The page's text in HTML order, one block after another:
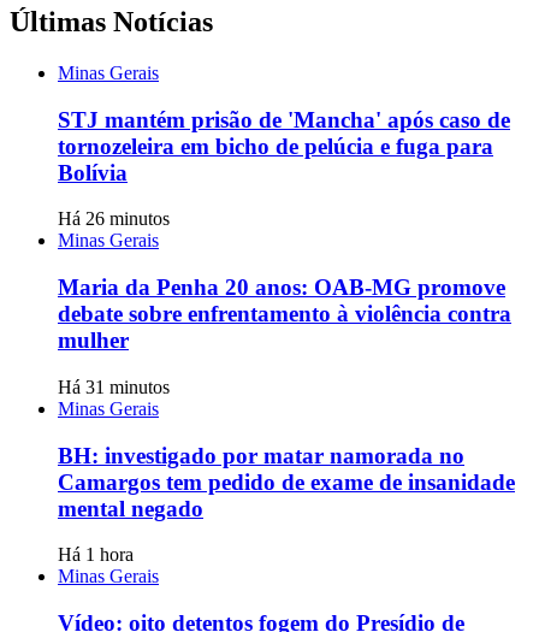
Últimas Notícias
Minas Gerais
STJ mantém prisão de 'Mancha' após caso de
tornozeleira em bicho de pelúcia e fuga para
Bolívia
Há 26 minutos
Minas Gerais
Maria da Penha 20 anos: OAB-MG promove
debate sobre enfrentamento à violência contra
mulher
Há 31 minutos
Minas Gerais
BH: investigado por matar namorada no
Camargos tem pedido de exame de insanidade
mental negado
Há 1 hora
Minas Gerais
Vídeo: oito detentos fogem do Presídio de